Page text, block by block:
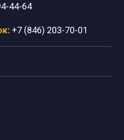
44-64
+7 (846) 203-70-01